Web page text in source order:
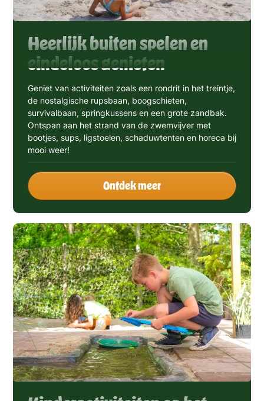
Heerlijk buiten spelen en
eindeloos genieten
Geniet van activiteiten zoals een rondrit in het treintje,
de nostalgische rupsbaan, boogschieten,
survivalbaan, springkussens en een grote zandbak.
Ontspan aan het strand van de zwemvijver met
bootjes, sups, ligstoelen, schaduwtenten en horeca bij
mooi weer!
Ontdek meer